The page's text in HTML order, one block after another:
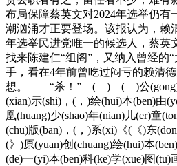
布局保障蔡英文对2024年选举仍有
潮汹涌才正要登场。该报认为，赖
年选举民进党唯一的候选人，蔡英
找来陈建仁“组阁”，又纳入曾经的
手，看在4年前曾吃过闷亏的赖清
想。 “杀！” ( ) ( )公(gong)开
(xian)示(shi)，(，)绘(hui)本(ben)由
凰(huang)少(shao)年(nian)儿(er)童
(chu)版(ban)，(，)系(xi)《(《)东
(》)原(yuan)创(chuang)绘(hui)本
(de)一(yi)本(ben)科(ke)学(xue)图(tu)